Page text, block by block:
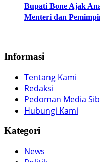
Bupati Bone Ajak
Menteri dan
Informasi
Tentang Kami
Redaksi
Pedoman Media
Hubungi Kami
Kategori
News